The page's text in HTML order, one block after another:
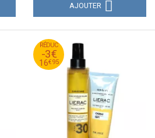
AJOUTER
RÉDUC
-3€
16€95
19
€
95
16
€
95